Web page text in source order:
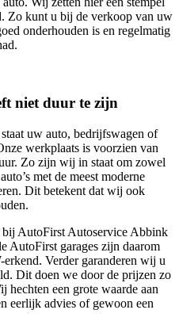
Zo kunt u bij de verkoop van uw
onderhouden is en regelmatig
niet duur te zijn
uw auto, bedrijfswagen of
werkplaats is voorzien van
Zo zijn wij in staat om zowel
met de meest moderne
Dit betekent dat wij ook
AutoFirst Autoservice Abbink
AutoFirst garages zijn daarom
Verder garanderen wij u
Dit doen we door de prijzen zo
een grote waarde aan
eerlijk advies of gewoon een